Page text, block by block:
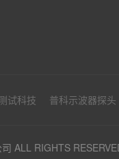
试科技 普科示波器探头
ALL RIGHTS